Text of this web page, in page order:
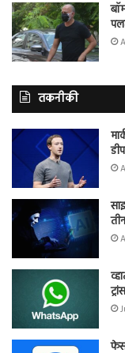
तकनीकी